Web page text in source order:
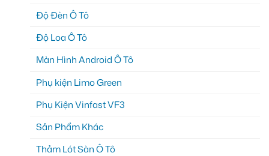
Độ Đèn Ô Tô
Độ Loa Ô Tô
Màn Hình Android Ô Tô
Phụ kiện Limo Green
Phụ Kiện Vinfast VF3
Sản Phẩm Khác
Thảm Lót Sàn Ô Tô